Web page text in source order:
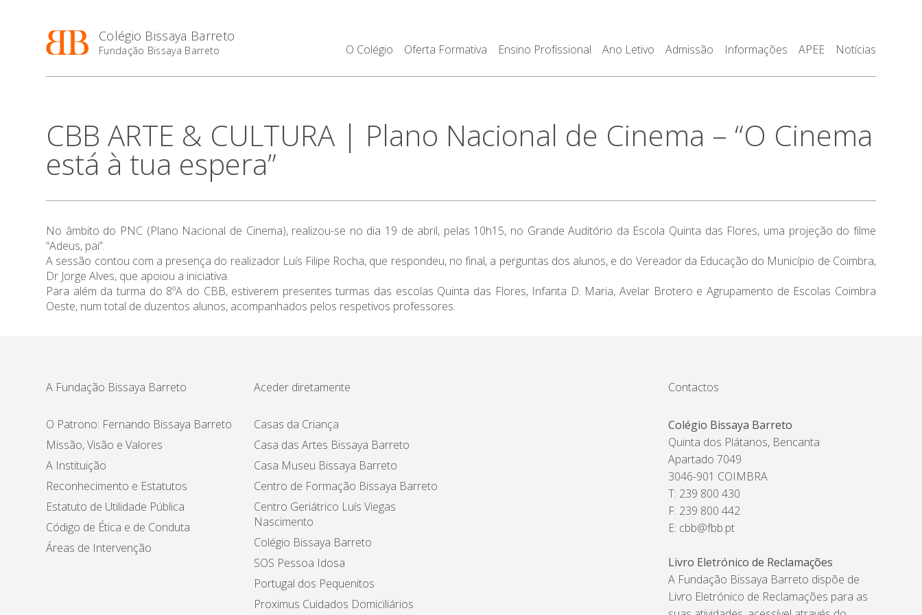
Colégio Bissaya Barreto
Fundação Bissaya Barreto O Colégio Oferta Formativa Ensino Profissional Ano Letivo Admissão Informações APEE Notícias
CBB ARTE & CULTURA | Plano Nacional de Cinema – “O Cinema
está à tua espera”
No âmbito do PNC (Plano Nacional de Cinema), realizou-se no dia 19 de abril, pelas 10h15, no Grande Auditório da Escola Quinta das Flores, uma projeção do filme
“Adeus, pai”.
A sessão contou com a presença do realizador Luís Filipe Rocha, que respondeu, no final, a perguntas dos alunos, e do Vereador da Educação do Município de Coimbra,
Dr Jorge Alves, que apoiou a iniciativa.
Para além da turma do 8ºA do CBB, estiverem presentes turmas das escolas Quinta das Flores, Infanta D. Maria, Avelar Brotero e Agrupamento de Escolas Coimbra
Oeste, num total de duzentos alunos, acompanhados pelos respetivos professores.
A Fundação Bissaya Barreto
O Patrono: Fernando Bissaya Barreto
Missão, Visão e Valores
A Instituição
Reconhecimento e Estatutos
Estatuto de Utilidade Pública
Código de Ética e de Conduta
Áreas de Intervenção
Aceder diretamente
Casas da Criança
Casa das Artes Bissaya Barreto
Casa Museu Bissaya Barreto
Centro de Formação Bissaya Barreto
Centro Geriátrico Luís Viegas
Nascimento
Colégio Bissaya Barreto
SOS Pessoa Idosa
Portugal dos Pequenitos
Proximus Cuidados Domiciliários
Contactos
Colégio Bissaya Barreto
Quinta dos Plátanos, Bencanta
Apartado 7049
3046-901 COIMBRA
T: 239 800 430
F: 239 800 442
E: cbb@fbb.pt
Livro Eletrónico de Reclamações
A Fundação Bissaya Barreto dispõe de
Livro Eletrónico de Reclamações para as